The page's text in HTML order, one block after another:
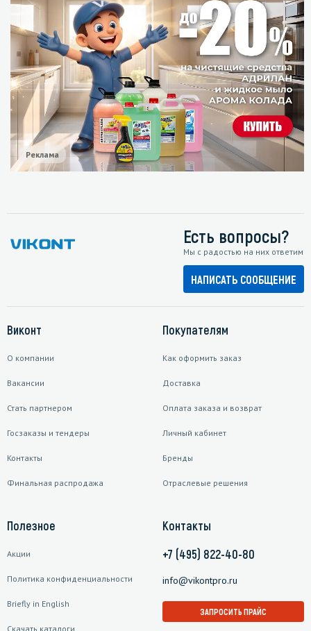
Реклама
Есть вопросы?
Мы с радостью на них ответим
НАПИСАТЬ СООБЩЕНИЕ
Виконт
О компании
Вакансии
Стать партнером
Госзаказы и тендеры
Контакты
Финальная распродажа
Покупателям
Как оформить заказ
Доставка
Оплата заказа и возврат
Личный кабинет
Бренды
Отраслевые решения
Полезное
Акции
Политика конфиденциальности
Briefly in English
Скачать каталоги
Контакты
+7 (495) 822-40-80
info@vikontpro.ru
ЗАПРОСИТЬ ПРАЙС